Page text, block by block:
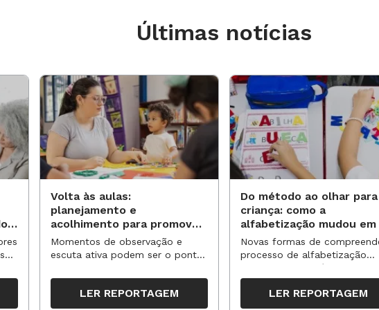
sociais)
Últimas notícias
o
Volta às aulas:
planejamento e
acolhimento para promover
novas aprendizagens
Momentos de observação e
escuta ativa podem ser o ponto
tempos, espaços e propostas no
segundo semestre
LER REPORTAGEM
Do método ao olhar para
criança: como a
alfabetização mudou em
anos?
Novas formas de
processo de alfabetização
influenciaram políticas e
práticas, transformando o
da leitura e da escrita
LER REPORTAGEM